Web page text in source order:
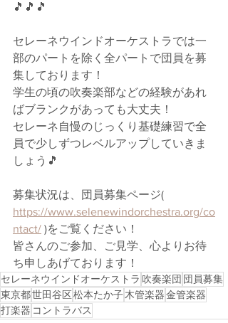
🎵🎵🎵
セレーネウインドオーケストラでは一
部のパートを除く全パートで団員を募
集しております！
学生の頃の吹奏楽部などの経験があれ
ばブランクがあっても大丈夫！
セレーネ自慢のじっくり基礎練習で全
員で少しずつレベルアップしていきま
しょう🎵
募集状況は、団員募集ページ(
https://www.selenewindorchestra.org/co
ntact/ )をご覧ください！
皆さんのご参加、ご見学、心よりお待
ち申しあげております！
セレーネウインドオーケストラ 吹奏楽団 団員募集
東京都世田谷区松本たか子木管楽器金管楽器
打楽器 コントラバス